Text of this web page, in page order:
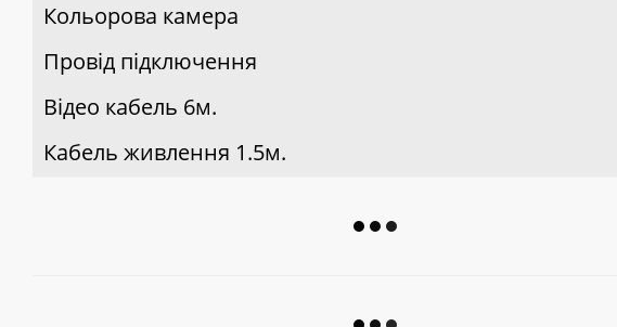
Кольорова камера
Провід підключення
Відео кабель 6м.
Кабель живлення 1.5м.